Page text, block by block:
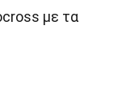
με τα